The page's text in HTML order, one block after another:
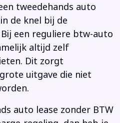
tweedehands auto
de knel bij de
een reguliere btw-auto
altijd zelf
Dit zorgt
uitgave die niet
auto lease zonder BTW